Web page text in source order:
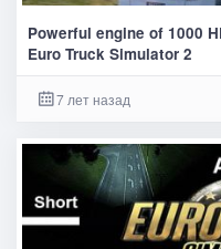
Powerful engine of 1000
Euro Truck Simulator 2
7 лет назад